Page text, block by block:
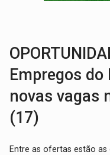
Empregos
novas vagas
(17)
Entre as ofertas estão as